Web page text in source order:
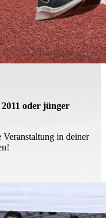
oder jünger
in deiner